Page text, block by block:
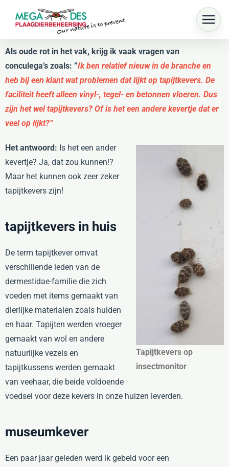
Skip to main content
Als oude rot in het vak, krijg ik vaak vragen van
conculega’s zoals: ”Ik ben relatief nieuw in de branche en
heb bij een klant wat problemen dat lijkt op tapijtkevers. De
faciliteit heeft alleen vinyl-, tegel- en betonnen vloeren. Dus
zijn het wel tapijtkevers? Of is het een andere kevertje dat er
veel op lijkt?”
Tapijtkevers op
insectmonitor
Het antwoord: Is het een ander
kevertje? Ja, dat zou kunnen!?
Maar het kunnen ook zeer zeker
tapijtkevers zijn!
tapijtkevers in huis
De term tapijtkever omvat
verschillende leden van de
dermestidae-familie die zich
voeden met items gemaakt van
dierlijke materialen zoals huiden
en haar. Tapijten werden vroeger
gemaakt van wol en andere
natuurlijke vezels en
tapijtkussens werden gemaakt
van veehaar, die beide voldoende
voedsel voor deze kevers in onze huizen leverden.
museumkever
Een paar jaar geleden werd ik gebeld voor een